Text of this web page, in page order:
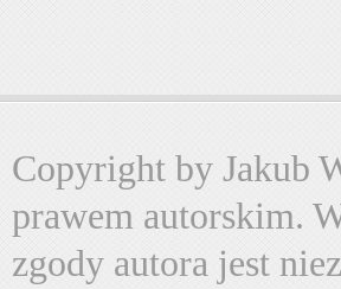
Copyright by Jakub
prawem autorskim.
zgody autora jest